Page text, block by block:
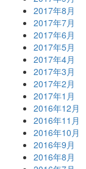
2017年8月
2017年7月
2017年6月
2017年5月
2017年4月
2017年3月
2017年2月
2017年1月
2016年12月
2016年11月
2016年10月
2016年9月
2016年8月